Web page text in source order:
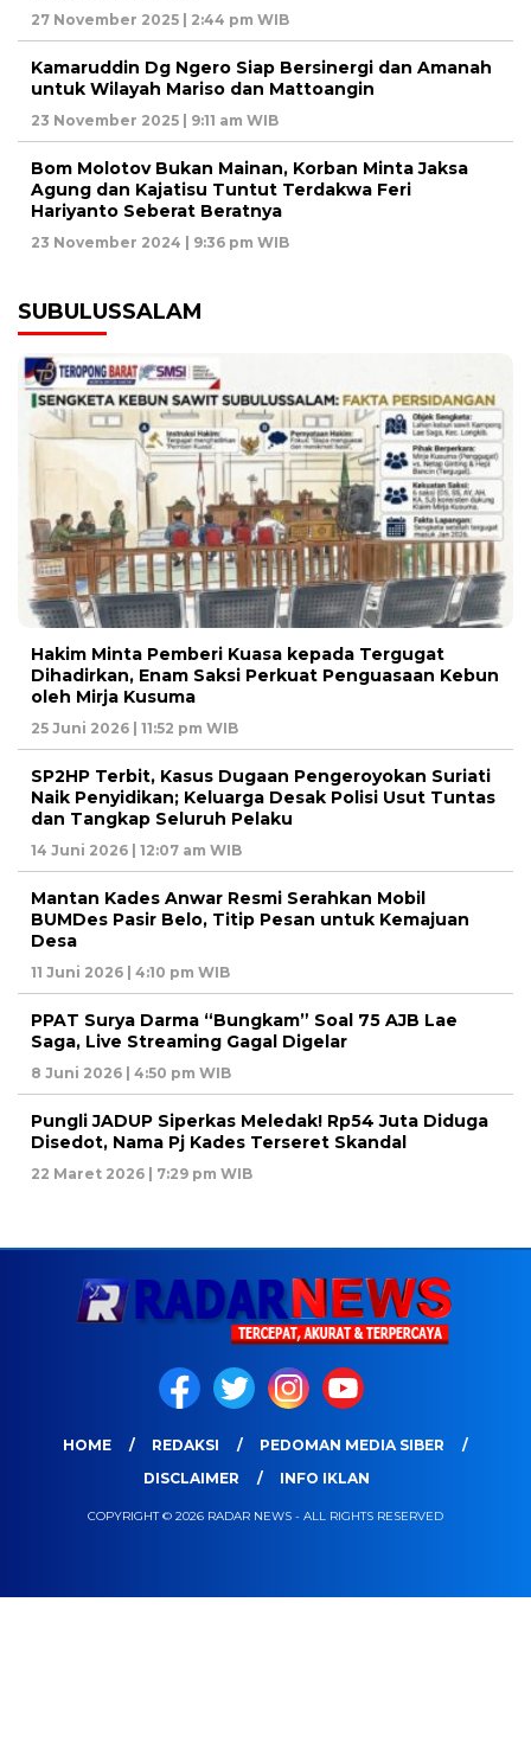
27 November 2025 | 2:44 pm WIB
Kamaruddin Dg Ngero Siap Bersinergi dan Amanah
untuk Wilayah Mariso dan Mattoangin
23 November 2025 | 9:11 am WIB
Bom Molotov Bukan Mainan, Korban Minta Jaksa
Agung dan Kajatisu Tuntut Terdakwa Feri
Hariyanto Seberat Beratnya
23 November 2024 | 9:36 pm WIB
SUBULUSSALAM
Hakim Minta Pemberi Kuasa kepada Tergugat
Dihadirkan, Enam Saksi Perkuat Penguasaan Kebun
oleh Mirja Kusuma
25 Juni 2026 | 11:52 pm WIB
SP2HP Terbit, Kasus Dugaan Pengeroyokan Suriati
Naik Penyidikan; Keluarga Desak Polisi Usut Tuntas
dan Tangkap Seluruh Pelaku
14 Juni 2026 | 12:07 am WIB
Mantan Kades Anwar Resmi Serahkan Mobil
BUMDes Pasir Belo, Titip Pesan untuk Kemajuan
Desa
11 Juni 2026 | 4:10 pm WIB
PPAT Surya Darma “Bungkam” Soal 75 AJB Lae
Saga, Live Streaming Gagal Digelar
8 Juni 2026 | 4:50 pm WIB
Pungli JADUP Siperkas Meledak! Rp54 Juta Diduga
Disedot, Nama Pj Kades Terseret Skandal
22 Maret 2026 | 7:29 pm WIB
HOME REDAKSI
PEDOMAN MEDIA SIBER
DISCLAIMER
INFO IKLAN
COPYRIGHT © 2026 RADAR NEWS - ALL RIGHTS RESERVED